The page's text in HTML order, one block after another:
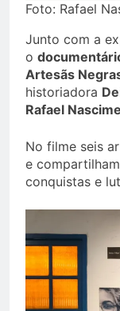
Foto: Rafael
Junto com a
o
Artesãs
historiadora
Rafael
No filme seis
e
conquistas e